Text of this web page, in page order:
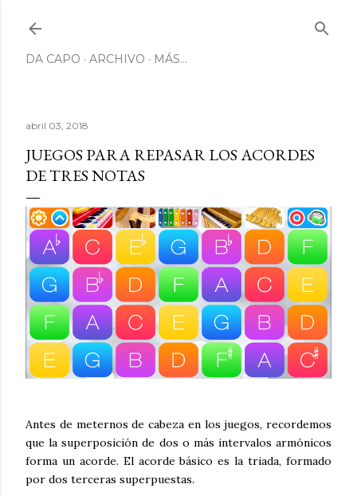
DA CAPO ARCHIVO MÁS…
abril 03, 2018
JUEGOS PARA REPASAR LOS ACORDES
DE TRES NOTAS
Antes de meternos de cabeza en los juegos, recordemos
que la superposición de dos o más intervalos armónicos
forma un acorde. El acorde básico es la triada, formado
por dos terceras superpuestas.